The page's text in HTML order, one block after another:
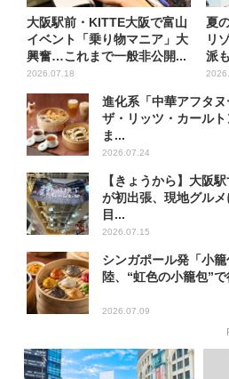
大阪駅前・KITTE大阪で富山
イベント「乗り物マニア」大
興奮…これまで一般非公開...
2026.07.18
夏
リ
派
イ...
進化系「中華アフタ
ザ・リッツ・カール
ま...
2026.07.24
【きょうから】大阪
が初出張、現地グル
目...
2026.07.15
シンガポール発「小
陸、“虹色の小籠包”
2026.07.09